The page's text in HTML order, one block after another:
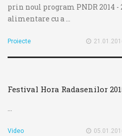
prin noul program PNDR 2014
alimentare cu a ...
Proiecte
Festival Hora Radasenilor
...
Video